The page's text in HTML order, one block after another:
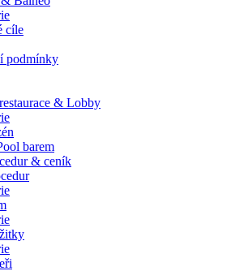
cíle
podmínky
& Lobby
barem
& ceník